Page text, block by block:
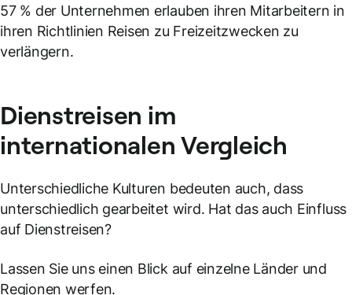
57 % der Unternehmen erlauben ihren Mitarbeitern in
ihren Richtlinien Reisen zu Freizeitzwecken zu
verlängern.
Dienstreisen im
internationalen Vergleich
Unterschiedliche Kulturen bedeuten auch, dass
unterschiedlich gearbeitet wird. Hat das auch Einfluss
auf Dienstreisen?
Lassen Sie uns einen Blick auf einzelne Länder und
Regionen werfen.